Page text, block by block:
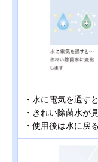
・水に電気を通す
・きれい除菌水が
・使用後は水に戻